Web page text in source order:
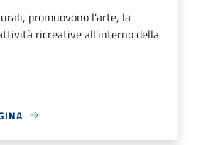
promuovono l'arte, la
ricreative all'interno della